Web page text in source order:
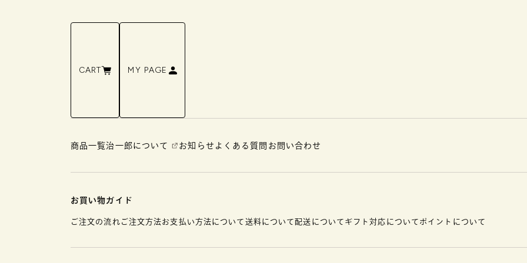
CART MY PAGE
商品一覧治一郎について お知らせ よくある質問 お問い合わせ
お買い物ガイド
ご注文の流れ ご注文方法お支払い方法について 送料について配送について ギフト対応について ポイントについて